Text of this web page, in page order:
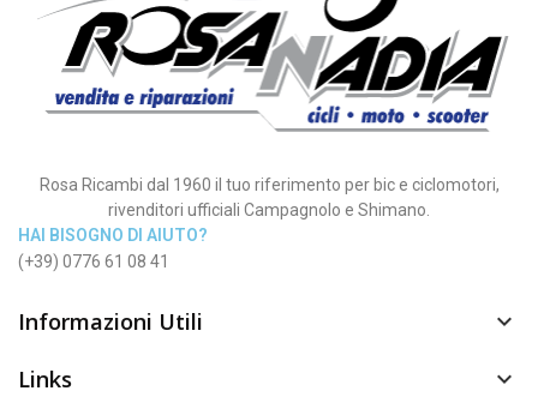
Rosa Ricambi dal 1960 il tuo riferimento per bic e ciclomotori,
rivenditori ufficiali Campagnolo e Shimano.
HAI BISOGNO DI AIUTO?
(+39) 0776 61 08 41
Informazioni Utili 
Links 